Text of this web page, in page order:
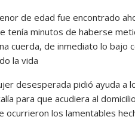
de edad fue encontrado
tenía minutos de haberse
cuerda, de inmediato lo bajo
la vida
desesperada pidió ayuda a
para que acudiera al
ocurrieron los lamentables